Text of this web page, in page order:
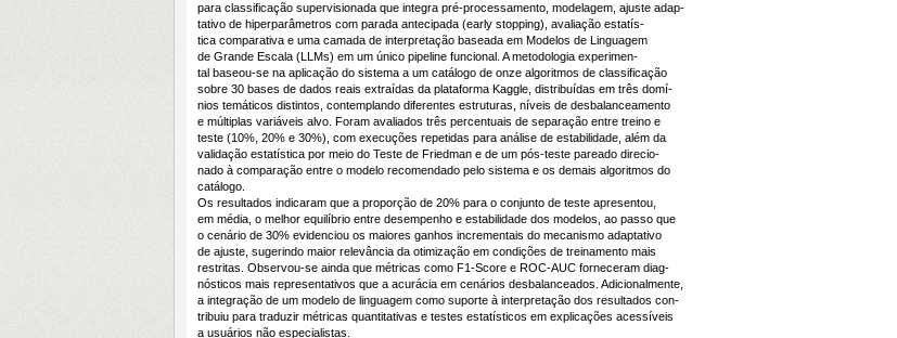
para classificação supervisionada que integra pré-processamento, modelagem, ajuste adap-
tativo de hiperparâmetros com parada antecipada (early stopping), avaliação estatís-
tica comparativa e uma camada de interpretação baseada em Modelos de Linguagem
de Grande Escala (LLMs) em um único pipeline funcional. A metodologia experimen-
tal baseou-se na aplicação do sistema a um catálogo de onze algoritmos de classificação
sobre 30 bases de dados reais extraídas da plataforma Kaggle, distribuídas em três domí-
nios temáticos distintos, contemplando diferentes estruturas, níveis de desbalanceamento
e múltiplas variáveis alvo. Foram avaliados três percentuais de separação entre treino e
teste (10%, 20% e 30%), com execuções repetidas para análise de estabilidade, além da
validação estatística por meio do Teste de Friedman e de um pós-teste pareado direcio-
nado à comparação entre o modelo recomendado pelo sistema e os demais algoritmos do
catálogo.
Os resultados indicaram que a proporção de 20% para o conjunto de teste apresentou,
em média, o melhor equilíbrio entre desempenho e estabilidade dos modelos, ao passo que
o cenário de 30% evidenciou os maiores ganhos incrementais do mecanismo adaptativo
de ajuste, sugerindo maior relevância da otimização em condições de treinamento mais
restritas. Observou-se ainda que métricas como F1-Score e ROC-AUC forneceram diag-
nósticos mais representativos que a acurácia em cenários desbalanceados. Adicionalmente,
a integração de um modelo de linguagem como suporte à interpretação dos resultados con-
tribuiu para traduzir métricas quantitativas e testes estatísticos em explicações acessíveis
a usuários não especialistas.